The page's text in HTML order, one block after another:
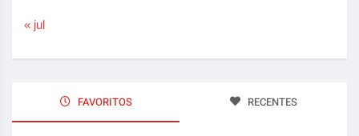
« jul
FAVORITOS RECENTES